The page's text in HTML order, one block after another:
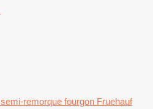
semi-remorque fourgon Fruehauf